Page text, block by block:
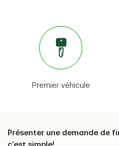
mode de vie
luxe, etc.).
Camping
et assurez-vous d’avoir
Taux concurrentiels
Financement flexible
Programmes de
Premier véhicule
Présenter une demande de